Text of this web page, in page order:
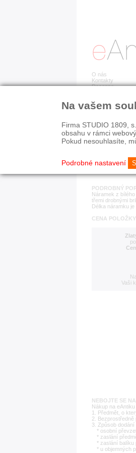
O nás
Kontakty
Recenze
Detail
PODROBNÝ
Náramek z
třemi drobnými
Délka náramku je
CENA POLOŽKY
Vaši
NEBOJTE SE
Nákup na
1. Předmět, o
2. Bezprostředně
3. Způsob
* osobní
* zaslání
* zaslání balíku
* u objemných
Na vašem
Firma STUDIO 1809,
obsahu v rámci
Pokud nesouhlasíte,
Podrobné nastavení